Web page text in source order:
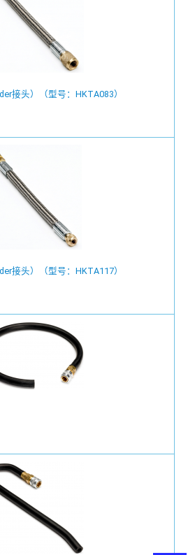
接头）（型号：HKTA083）
接头）（型号：HKTA117）